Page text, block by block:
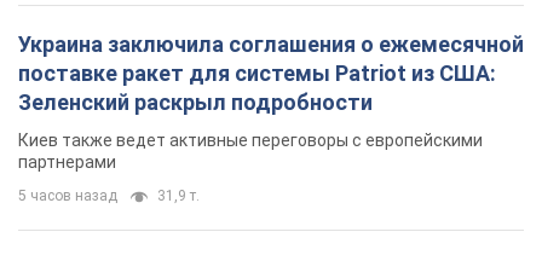
Украина заключила соглашения о ежемесячной
поставке ракет для системы Patriot из США:
Зеленский раскрыл подробности
Киев также ведет активные переговоры с европейскими
партнерами
5 часов назад 31,9 т.